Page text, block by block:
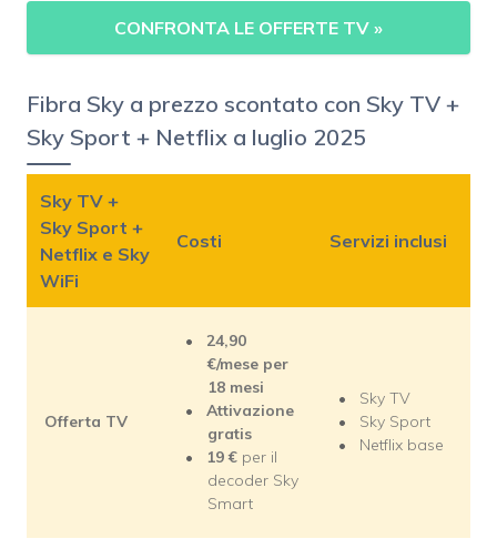
CONFRONTA LE OFFERTE TV »
Fibra Sky a prezzo scontato con Sky TV +
Sky Sport + Netflix a luglio 2025
Sky TV +
Sky Sport +
Netflix e Sky
WiFi
Costi Servizi inclusi
Offerta TV
24,90
€/mese per
18 mesi
Attivazione
gratis
19 € per il
decoder Sky
Smart
Sky TV
Sky Sport
Netflix base